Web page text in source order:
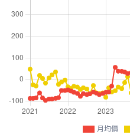
月均價